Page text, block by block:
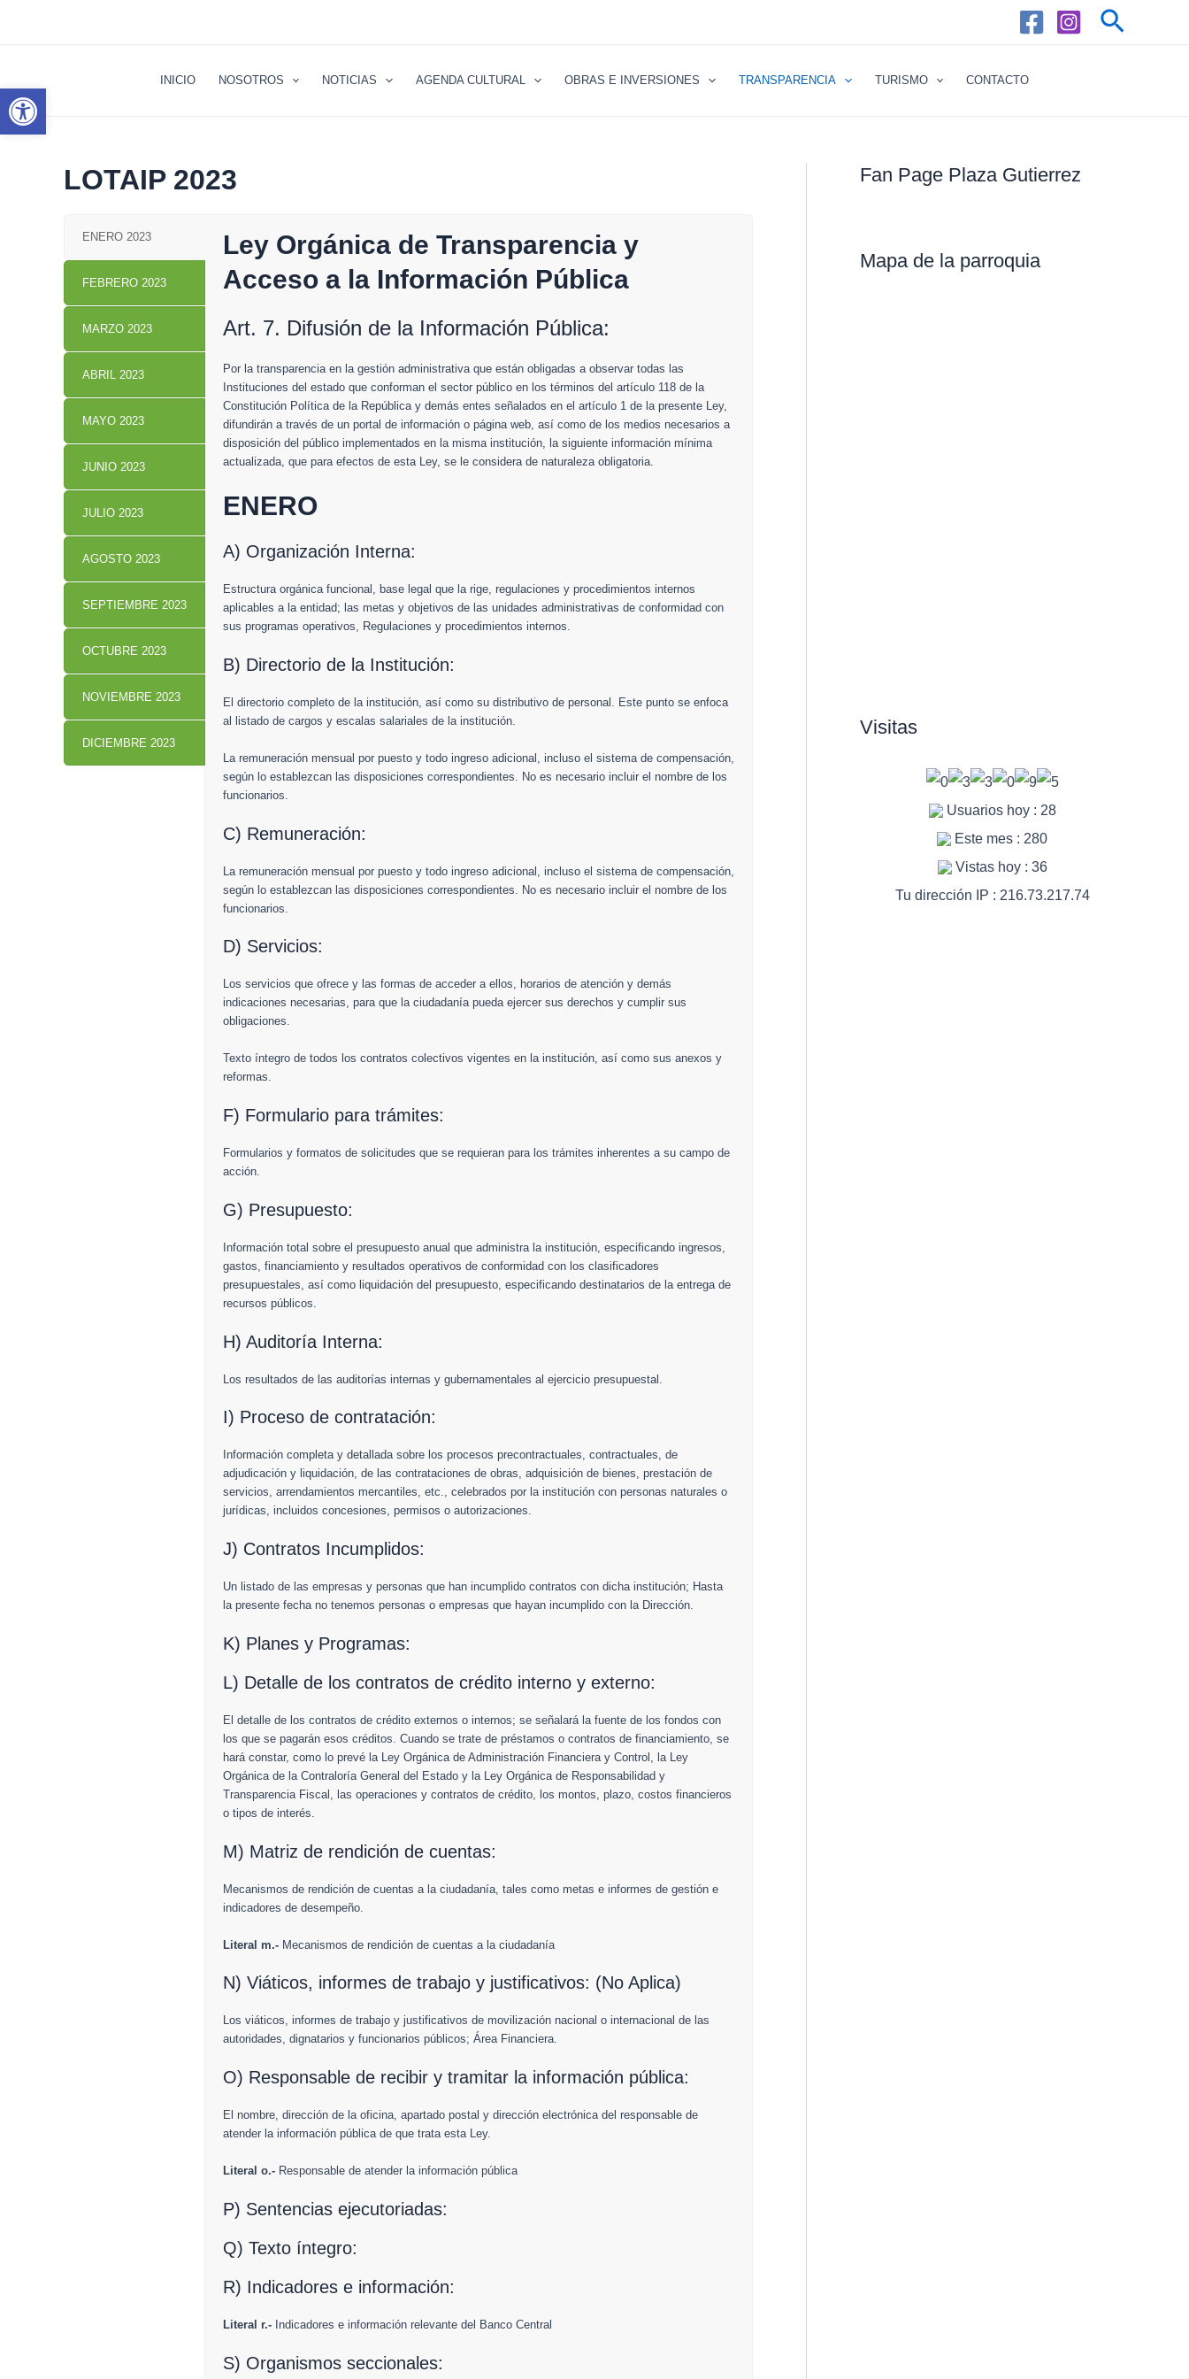
Buscar
INICIO NOSOTROS NOTICIAS AGENDA CULTURAL OBRAS E INVERSIONES TRANSPARENCIA TURISMO CONTACTO
LOTAIP 2023
ENERO 2023
FEBRERO 2023
MARZO 2023
ABRIL 2023
MAYO 2023
JUNIO 2023
JULIO 2023
AGOSTO 2023
SEPTIEMBRE 2023
OCTUBRE 2023
NOVIEMBRE 2023
DICIEMBRE 2023
Ley Orgánica de Transparencia y
Acceso a la Información Pública
Art. 7. Difusión de la Información Pública:
Por la transparencia en la gestión administrativa que están obligadas a observar todas las
Instituciones del estado que conforman el sector público en los términos del artículo 118 de la
Constitución Política de la República y demás entes señalados en el artículo 1 de la presente Ley,
difundirán a través de un portal de información o página web, así como de los medios necesarios a
disposición del público implementados en la misma institución, la siguiente información mínima
actualizada, que para efectos de esta Ley, se le considera de naturaleza obligatoria.
ENERO
A) Organización Interna:
Estructura orgánica funcional, base legal que la rige, regulaciones y procedimientos internos
aplicables a la entidad; las metas y objetivos de las unidades administrativas de conformidad con
sus programas operativos, Regulaciones y procedimientos internos.
B) Directorio de la Institución:
El directorio completo de la institución, así como su distributivo de personal. Este punto se enfoca
al listado de cargos y escalas salariales de la institución.
La remuneración mensual por puesto y todo ingreso adicional, incluso el sistema de compensación,
según lo establezcan las disposiciones correspondientes. No es necesario incluir el nombre de los
funcionarios.
C) Remuneración:
La remuneración mensual por puesto y todo ingreso adicional, incluso el sistema de compensación,
según lo establezcan las disposiciones correspondientes. No es necesario incluir el nombre de los
funcionarios.
D) Servicios:
Los servicios que ofrece y las formas de acceder a ellos, horarios de atención y demás
indicaciones necesarias, para que la ciudadanía pueda ejercer sus derechos y cumplir sus
obligaciones.
Texto íntegro de todos los contratos colectivos vigentes en la institución, así­ como sus anexos y
reformas.
F) Formulario para trámites:
Formularios y formatos de solicitudes que se requieran para los trámites inherentes a su campo de
acción.
G) Presupuesto:
Información total sobre el presupuesto anual que administra la institución, especificando ingresos,
gastos, financiamiento y resultados operativos de conformidad con los clasificadores
presupuestales, así como liquidación del presupuesto, especificando destinatarios de la entrega de
recursos públicos.
H) Auditoría Interna:
Los resultados de las auditorías internas y gubernamentales al ejercicio presupuestal.
I) Proceso de contratación:
Información completa y detallada sobre los procesos precontractuales, contractuales, de
adjudicación y liquidación, de las contrataciones de obras, adquisición de bienes, prestación de
servicios, arrendamientos mercantiles, etc., celebrados por la institución con personas naturales o
jurídicas, incluidos concesiones, permisos o autorizaciones.
J) Contratos Incumplidos:
Un listado de las empresas y personas que han incumplido contratos con dicha institución; Hasta
la presente fecha no tenemos personas o empresas que hayan incumplido con la Dirección.
K) Planes y Programas:
L) Detalle de los contratos de crédito interno y externo:
El detalle de los contratos de crédito externos o internos; se señalará la fuente de los fondos con
los que se pagarán esos créditos. Cuando se trate de préstamos o contratos de financiamiento, se
hará constar, como lo prevé la Ley Orgánica de Administración Financiera y Control, la Ley
Orgánica de la Contraloría General del Estado y la Ley Orgánica de Responsabilidad y
Transparencia Fiscal, las operaciones y contratos de crédito, los montos, plazo, costos financieros
o tipos de interés.
M) Matriz de rendición de cuentas:
Mecanismos de rendición de cuentas a la ciudadanía, tales como metas e informes de gestión e
indicadores de desempeño.
Literal m.- Mecanismos de rendición de cuentas a la ciudadanía
N) Viáticos, informes de trabajo y justificativos: (No Aplica)
Los viáticos, informes de trabajo y justificativos de movilización nacional o internacional de las
autoridades, dignatarios y funcionarios públicos; Área Financiera.
O) Responsable de recibir y tramitar la información pública:
El nombre, dirección de la oficina, apartado postal y dirección electrónica del responsable de
atender la información pública de que trata esta Ley.
Literal o.- Responsable de atender la información pública
P) Sentencias ejecutoriadas:
Q) Texto íntegro:
R) Indicadores e información:
Literal r.- Indicadores e información relevante del Banco Central
S) Organismos seccionales:
Fan Page Plaza Gutierrez
Mapa de la parroquia
Visitas
Usuarios hoy : 28
Este mes : 280
Vistas hoy : 36
Tu dirección IP : 216.73.217.74
Abrir barra de herramientas